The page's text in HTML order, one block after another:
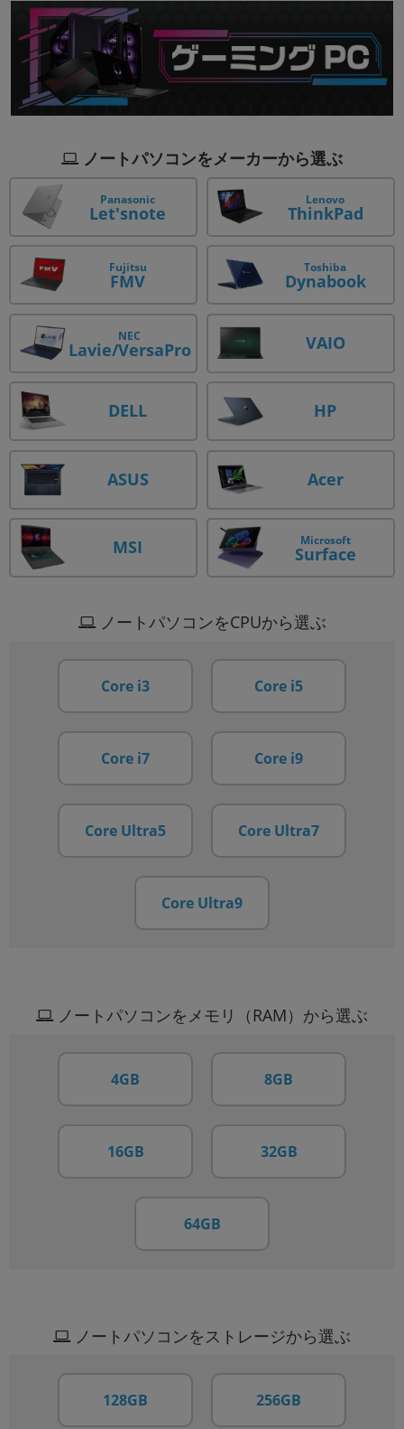
ノートパソコンをメーカーから選ぶ
Panasonic
Let'snote
Lenovo
ThinkPad
Fujitsu
FMV
Toshiba
Dynabook
NEC
Lavie/VersaPro VAIO
DELL HP
ASUS Acer
MSI Microsoft
Surface
ノートパソコンをCPUから選ぶ
Core i3 Core i5
Core i7 Core i9
Core Ultra5 Core Ultra7
Core Ultra9
ノートパソコンをメモリ（RAM）から選ぶ
4GB 8GB
16GB 32GB
64GB
ノートパソコンをストレージから選ぶ
128GB 256GB